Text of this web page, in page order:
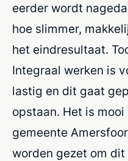
eerder wordt
hoe slimmer,
het eindresultaat.
Integraal werken is
lastig en dit gaat
opstaan. Het is
gemeente
worden gezet om